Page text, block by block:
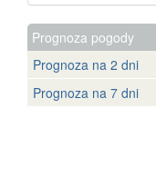
Prognoza pogody
Prognoza na 2 dni
Prognoza na 7 dni